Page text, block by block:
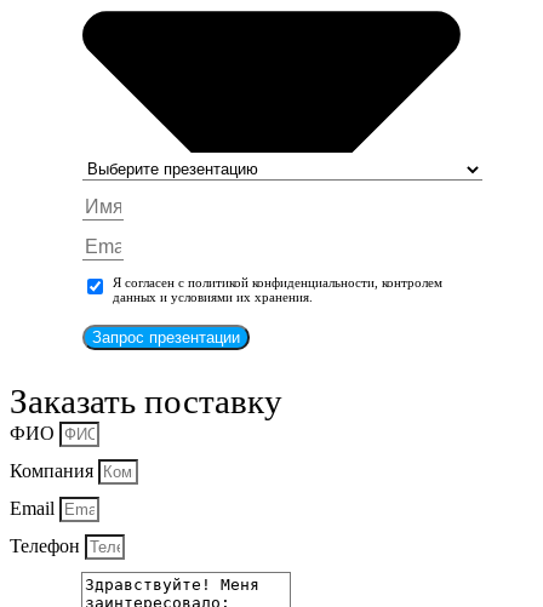
Я согласен с политикой конфиденциальности, контролем
данных и условиями их хранения.
Запрос презентации
Заказать поставку
ФИО
Компания
Email
Телефон